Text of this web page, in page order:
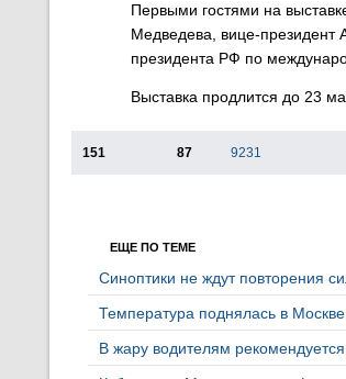
Первыми гостями на
Медведева, вице-президент
президента РФ по
Выставка продлится до 23
151 87 9231
ЕЩЕ ПО ТЕМЕ
Синоптики не ждут повторения
Температура поднялась в Москве
В жару водителям